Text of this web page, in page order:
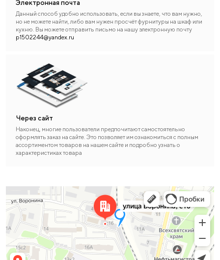
Электронная почта
Данный способ удобно использовать, если вы знаете, что вам нужно,
но не можете найти, либо вам нужен просчёт фурнитуры на шкаф или
кухню. Вы можете отправить письмо на нашу электронную почту
p1502244@yandex.ru
Через сайт
Наконец, многие пользователи предпочитают самостоятельно
оформлять заказ на сайте. Это позволяет им ознакомиться с полным
ассортиментом товаров на нашем сайте и подробно узнать о
характеристиках товара